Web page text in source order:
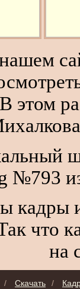
этом
№793
кадры
что
на
/ Скачать /